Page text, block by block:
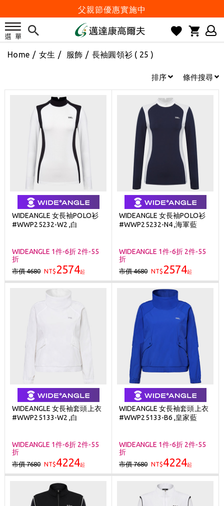
父親節優惠實施中
2026邁達康盃 開始受理報名
防詐騙! 勿信來路不明連結及優惠
歡迎體驗公益店Friends Screen模擬器
刷台新卡滿 $6000 分 3 期 0 利率
Golf Point 會員回饋積點
消費滿 $2000 享免運
Happy Father's Day
父親節優惠實施中
2026邁達康盃 開始受理報名
7月份 門市免費試打日程 已公佈!
防詐騙! 勿信來路不明連結及優惠
歡迎體驗公益店Friends Screen模擬器
Golf Point 會員回饋積點
消費滿 $2000 享免運
Home / 女生 / 服飾 / 長袖圓領衫 ( 25 )
排序 條件搜尋
WIDEANGLE 女長袖POLO衫
#WWP25232-W2 ,白
WIDEANGLE 1件-6折 2件-55
折
市價 4680 NT$ 2574起
WIDEANGLE 女長袖POLO衫
#WWP25232-N4 ,海軍藍
WIDEANGLE 1件-6折 2件-55
折
市價 4680 NT$ 2574起
WIDEANGLE 女長袖套頭上衣
#WWP25133-W2 ,白
WIDEANGLE 1件-6折 2件-55
折
市價 7680 NT$4224起
WIDEANGLE 女長袖套頭上衣
#WWP25133-B6 ,皇家藍
WIDEANGLE 1件-6折 2件-55
折
市價 7680 NT$4224起